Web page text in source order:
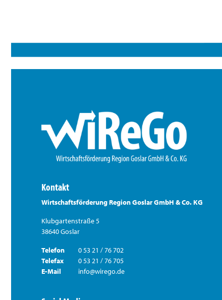
Kontakt
Wirtschaftsförderung Region Goslar GmbH & Co. KG
Klubgartenstraße 5
38640 Goslar
Telefon
0 53 21 / 76 702
Telefax
0 53 21 / 76 705
E-Mail
info@wirego.de